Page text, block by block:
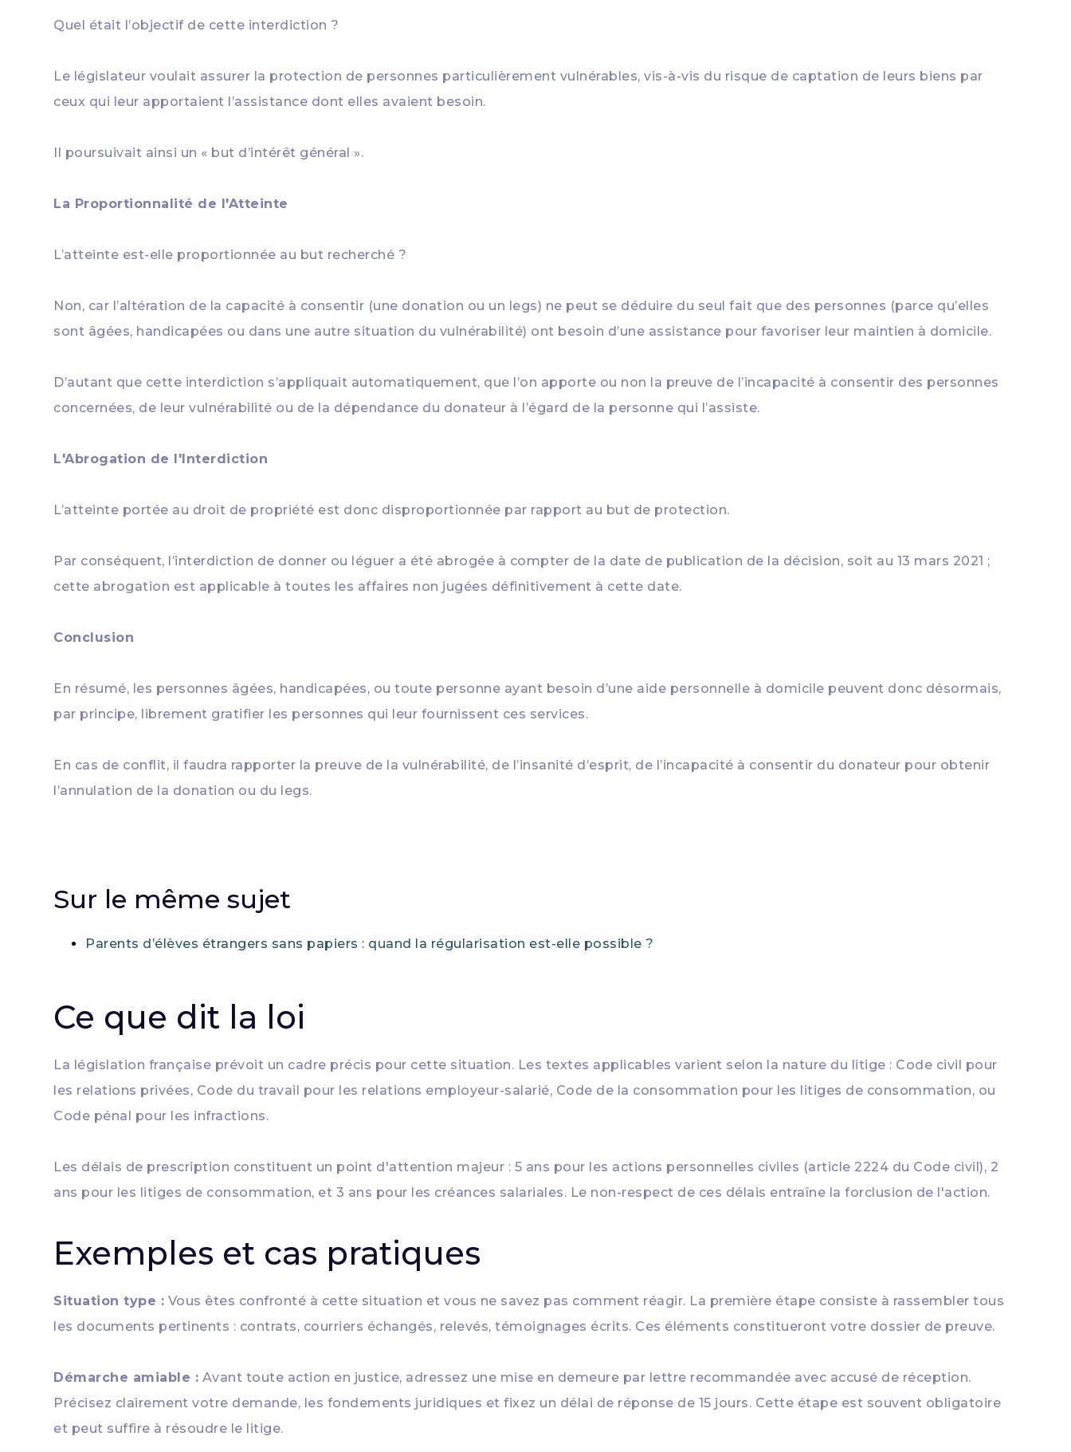
Quel était l’objectif de cette interdiction ?
Le législateur voulait assurer la protection de personnes particulièrement vulnérables, vis-à-vis du risque de captation de leurs biens par
ceux qui leur apportaient l’assistance dont elles avaient besoin.
Il poursuivait ainsi un « but d’intérêt général ».
La Proportionnalité de l'Atteinte
L’atteinte est-elle proportionnée au but recherché ?
Non, car l’altération de la capacité à consentir (une donation ou un legs) ne peut se déduire du seul fait que des personnes (parce qu’elles
sont âgées, handicapées ou dans une autre situation du vulnérabilité) ont besoin d’une assistance pour favoriser leur maintien à domicile.
D’autant que cette interdiction s’appliquait automatiquement, que l’on apporte ou non la preuve de l’incapacité à consentir des personnes
concernées, de leur vulnérabilité ou de la dépendance du donateur à l’égard de la personne qui l’assiste.
L'Abrogation de l'Interdiction
L’atteinte portée au droit de propriété est donc disproportionnée par rapport au but de protection.
Par conséquent, l’interdiction de donner ou léguer a été abrogée à compter de la date de publication de la décision, soit au 13 mars 2021 ;
cette abrogation est applicable à toutes les affaires non jugées définitivement à cette date.
Conclusion
En résumé, les personnes âgées, handicapées, ou toute personne ayant besoin d’une aide personnelle à domicile peuvent donc désormais,
par principe, librement gratifier les personnes qui leur fournissent ces services.
En cas de conflit, il faudra rapporter la preuve de la vulnérabilité, de l’insanité d’esprit, de l’incapacité à consentir du donateur pour obtenir
l’annulation de la donation ou du legs.
Sur le même sujet
Parents d’élèves étrangers sans papiers : quand la régularisation est-elle possible ?
Ce que dit la loi
La législation française prévoit un cadre précis pour cette situation. Les textes applicables varient selon la nature du litige : Code civil pour
les relations privées, Code du travail pour les relations employeur-salarié, Code de la consommation pour les litiges de consommation, ou
Code pénal pour les infractions.
Les délais de prescription constituent un point d'attention majeur : 5 ans pour les actions personnelles civiles (article 2224 du Code civil), 2
ans pour les litiges de consommation, et 3 ans pour les créances salariales. Le non-respect de ces délais entraîne la forclusion de l'action.
Exemples et cas pratiques
Situation type : Vous êtes confronté à cette situation et vous ne savez pas comment réagir. La première étape consiste à rassembler tous
les documents pertinents : contrats, courriers échangés, relevés, témoignages écrits. Ces éléments constitueront votre dossier de preuve.
Démarche amiable : Avant toute action en justice, adressez une mise en demeure par lettre recommandée avec accusé de réception.
Précisez clairement votre demande, les fondements juridiques et fixez un délai de réponse de 15 jours. Cette étape est souvent obligatoire
et peut suffire à résoudre le litige.